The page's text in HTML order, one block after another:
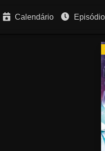
Calendário